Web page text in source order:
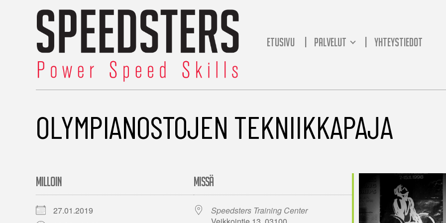
ETUSIVU PALVELUT YHTEYSTIEDOT
OLYMPIANOSTOJEN TEKNIIKKAPAJA
MILLOIN
27.01.2019
MISSÄ
Speedsters Training Center